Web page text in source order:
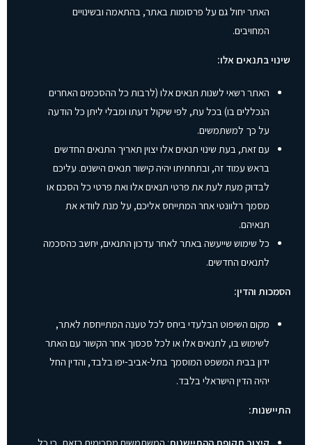
האתר יחול גם על פרסומות באתר, בהתאמה ובשינויים
המחויבים.
שינוי בתנאים אלו:
האתר רשאי לשנות תנאים אלו (לרבות כל ההסכמים האחרים
הנכללים בו) בכל עת, לפי שיקול דעתו ומבלי ליתן כל הודעה
על כך למשתמשים.
עם זאת, בעת שינוי תנאים אלו יצוין תאריך התנאים החדשים
בראש עמוד זה, ובתחתיתו יהיה קישור תנאים הישנים. עליכם
לבדוק מעת לעת את פרטי תנאים אלו ואת פרטי כל הסכם או
מסמך רלוונטי אחר המתייחס אליכם, על מנת לוודא את
תנאיהם.
כל שימוש שייעשה באתר לאחר עדכון התנאים, יחשב כהסכמה
לתנאים החדשים.
הסמכות והדין:
מקום השיפוט הבלעדי ביחס לכל טענה המתייחסת לאתר,
לשימוש בו, לתנאים אלו או לכל סכסוך אחר הקשור עם האתר
ידון בבית המשפט המוסמך בתל-אביב-יפו בלבד, והדין החל
יהיה הדין הישראלי בלבד.
התיישנות: